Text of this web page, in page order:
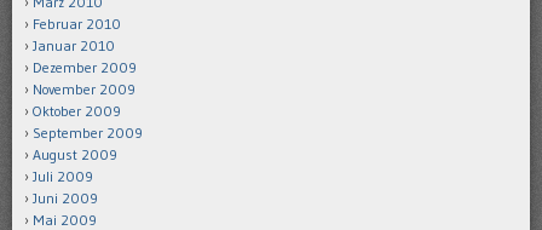
Februar 2010
Januar 2010
Dezember 2009
November 2009
Oktober 2009
September 2009
August 2009
Juli 2009
Juni 2009
Mai 2009